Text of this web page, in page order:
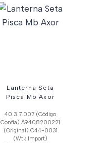
Lanterna Seta
Pisca Mb Axor
40.3.7.007 (Código
Confia) A9408200221
(Original) C44-0031
(Wtk Import)